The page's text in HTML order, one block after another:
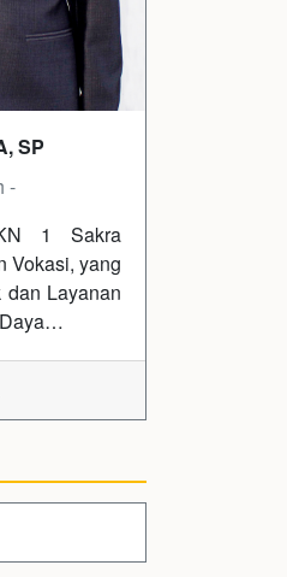
SP
-
1 Sakra
Vokasi, yang
Layanan